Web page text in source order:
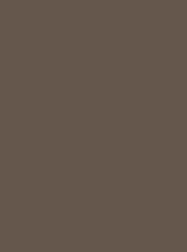
ルプシャンプー-